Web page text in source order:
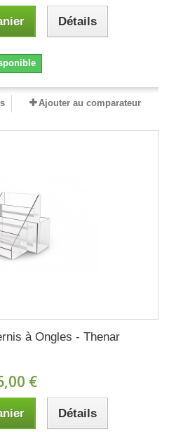
Détails
Ajouter au comparateur
à Ongles - Thenar
€
Détails